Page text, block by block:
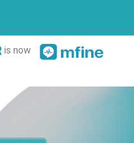
is now